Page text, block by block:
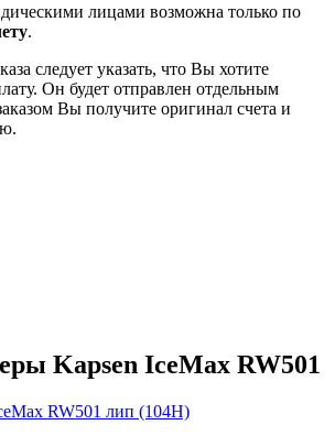
лицами возможна только по
.
следует указать, что Вы хотите
Он будет отправлен отдельным
Вы получите оригинал счета и
Kapsen IceMax RW501
RW501 лип (104H)